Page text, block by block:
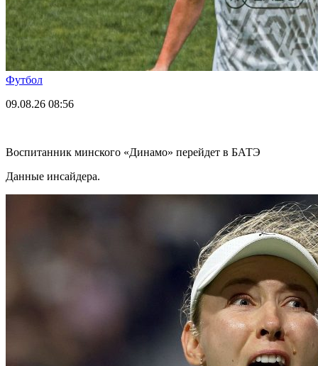
Футбол
09.08.26 08:56
Воспитанник минского «Динамо» перейдет в БАТЭ
Данные инсайдера.